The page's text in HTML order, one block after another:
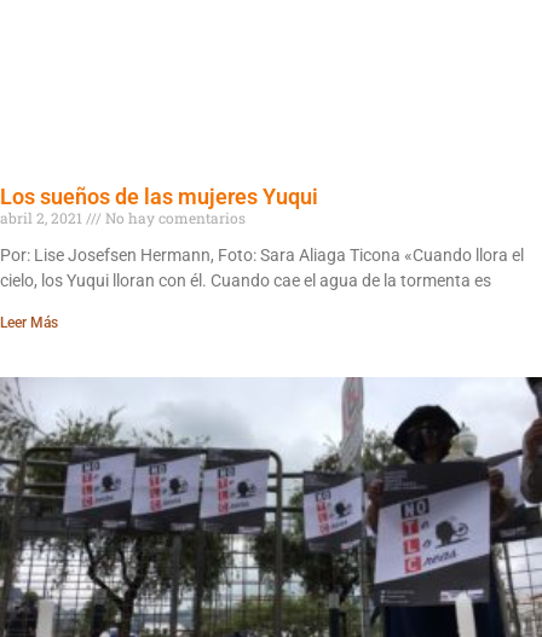
Los sueños de las mujeres Yuqui
abril 2, 2021
No hay comentarios
Por: Lise Josefsen Hermann, Foto: Sara Aliaga Ticona «Cuando llora el
cielo, los Yuqui lloran con él. Cuando cae el agua de la tormenta es
Leer Más